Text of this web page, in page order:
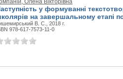
Олена Вікторівна
у формуванні
на завершальному етапі
В. С., 2018 г.
978-617-7573-11-0